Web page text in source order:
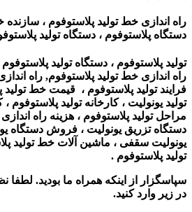
راه اندازی خط تولید پلاستوفوم ، سازنده
دستگاه پلاستوفوم ، دستگاه تولید
تولید پلاستوفوم ، دستگاه تولید
راه اندازی خط تولید پلاستوفوم, راه
فرایند تولید پلاستوفوم ، قیمت خط تولید
تولید یونولیت ، کارخانه تولید پلاستوفوم ،
مراحل تولید پلاستوفوم ، هزینه راه
دستگاه تزریق یونولیت ، فروش دستگاه
یونولیت سقفی ، ماشین آلات خط تولید
تولید پلاستوفوم .
سپاسگزار از اینکه همراه ما بودید. لطفا
در زیر وارد کنید.